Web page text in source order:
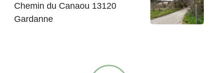
Chemin du Canaou 13120
Gardanne